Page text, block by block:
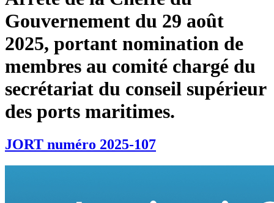
Gouvernement du 29 août
2025, portant nomination de
membres au comité chargé du
secrétariat du conseil supérieur
des ports maritimes.
JORT numéro 2025-107